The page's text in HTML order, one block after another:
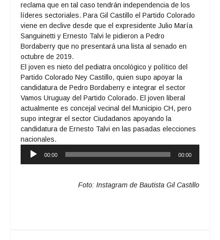
reclama que en tal caso tendrán independencia de los
líderes sectoriales. Para Gil Castillo el Partido Colorado
viene en declive desde que el expresidente Julio María
Sanguinetti y Ernesto Talvi le pidieron a Pedro
Bordaberry que no presentará una lista al senado en
octubre de 2019.
El joven es nieto del pediatra oncológico y político del
Partido Colorado Ney Castillo, quien supo apoyar la
candidatura de Pedro Bordaberry e integrar el sector
Vamos Uruguay del Partido Colorado. El joven liberal
actualmente es concejal vecinal del Municipio CH, pero
supo integrar el sector Ciudadanos apoyando la
candidatura de Ernesto Talvi en las pasadas elecciones
nacionales.
Reproductor
00:00 00:00
Foto: Instagram de Bautista Gil Castillo